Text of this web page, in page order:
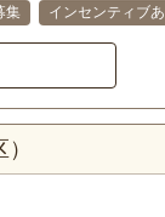
集 インセンティブあ